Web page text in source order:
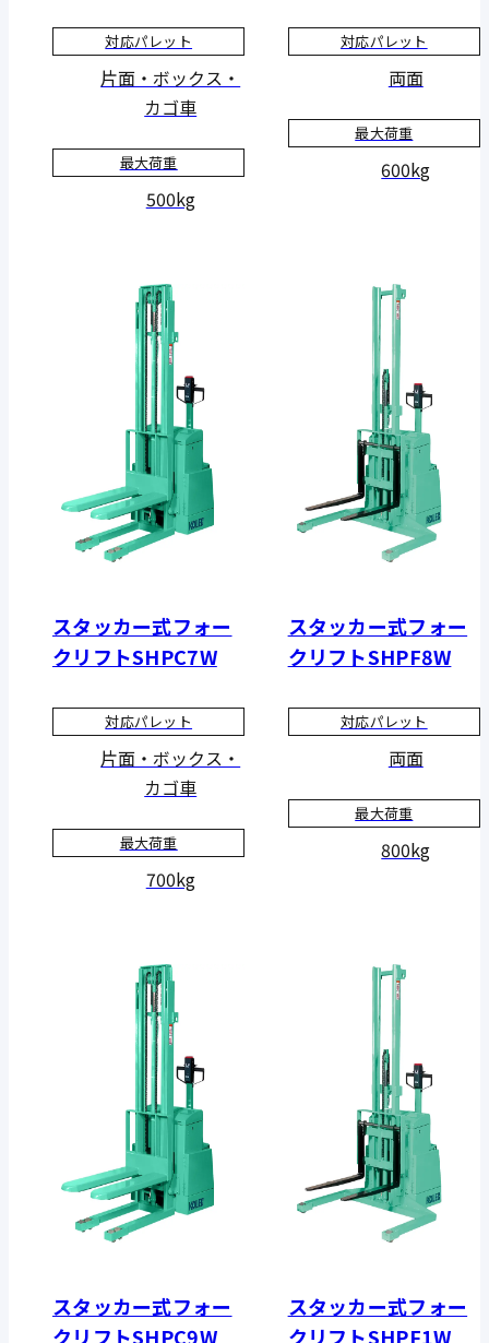
対応パレット
片面・ボックス・
カゴ車
最大荷重
500kg
対応パレット
両面
最大荷重
600kg
スタッカー式フォー
クリフトSHPC7W
対応パレット
片面・ボックス・
カゴ車
最大荷重
700kg
スタッカー式フォー
クリフトSHPF8W
対応パレット
両面
最大荷重
800kg
スタッカー式フォー
クリフトSHPC9W
スタッカー式フォー
クリフトSHPF1W